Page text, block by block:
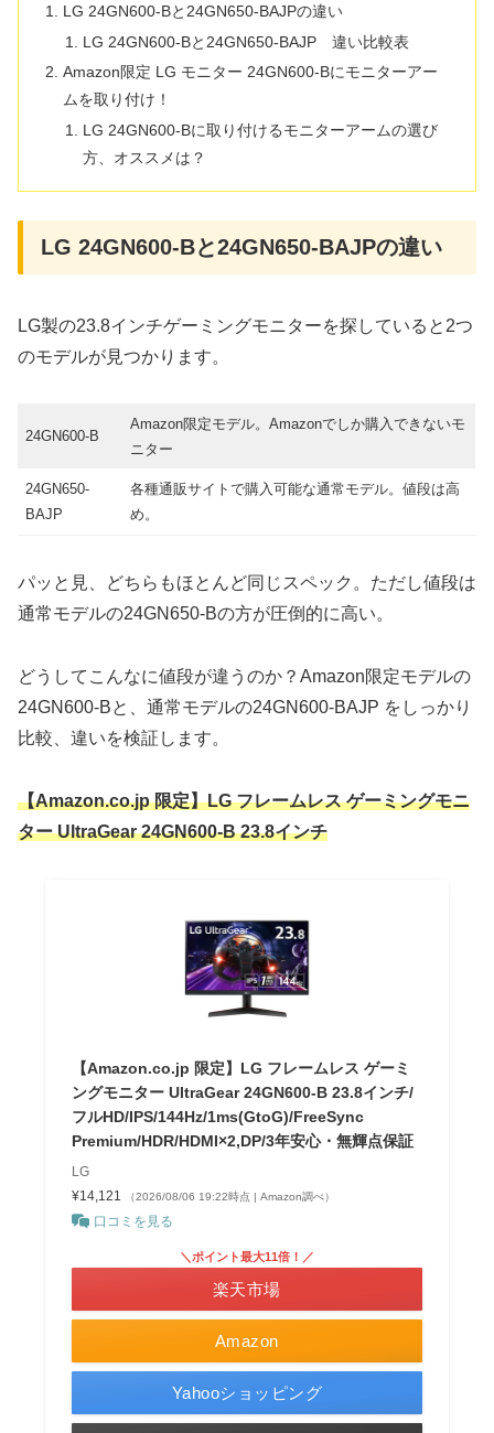
LG 24GN600-Bと24GN650-BAJPの違い
LG 24GN600-Bと24GN650-BAJP 違い比較表
Amazon限定 LG モニター 24GN600-Bにモニターアー
ムを取り付け！
LG 24GN600-Bに取り付けるモニターアームの選び
方、オススメは？
LG 24GN600-Bと24GN650-BAJPの違い
LG製の23.8インチゲーミングモニターを探していると2つ
のモデルが見つかります。
24GN600-B
Amazon限定モデル。Amazonでしか購入できないモ
ニター
24GN650-
BAJP
各種通販サイトで購入可能な通常モデル。値段は高
め。
パッと見、どちらもほとんど同じスペック。ただし値段は
通常モデルの24GN650-Bの方が圧倒的に高い。
どうしてこんなに値段が違うのか？Amazon限定モデルの
24GN600-Bと、通常モデルの24GN600-BAJP をしっかり
比較、違いを検証します。
【Amazon.co.jp 限定】LG フレームレス ゲーミングモニ
ター UltraGear 24GN600-B 23.8インチ
【Amazon.co.jp 限定】LG フレームレス ゲーミ
ングモニター UltraGear 24GN600-B 23.8インチ/
フルHD/IPS/144Hz/1ms(GtoG)/FreeSync
Premium/HDR/HDMI×2,DP/3年安心・無輝点保証
LG
¥14,121
（2026/08/06 19:22時点 | Amazon調べ）
口コミを見る
Amazon
＼ポイント最大11倍！／
楽天市場
Yahooショッピング